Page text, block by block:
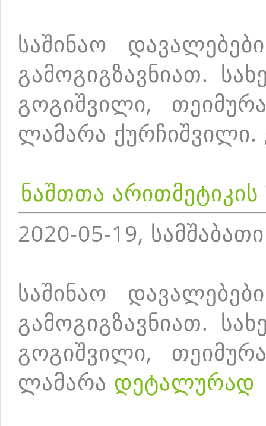
საშინაო
გამოგიგზავნიათ.
გოგიშვილი,
ლამარა
ნაშთთა
2020-05-19, სამშაბათი
საშინაო
გამოგიგზავნიათ.
გოგიშვილი,
ლამარა დეტალურად